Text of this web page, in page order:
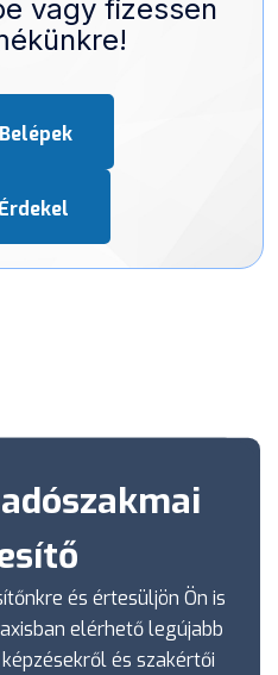
vagy fizessen
Belépek
Érdekel
és értesüljön Ön is
elérhető legújabb
és szakértői